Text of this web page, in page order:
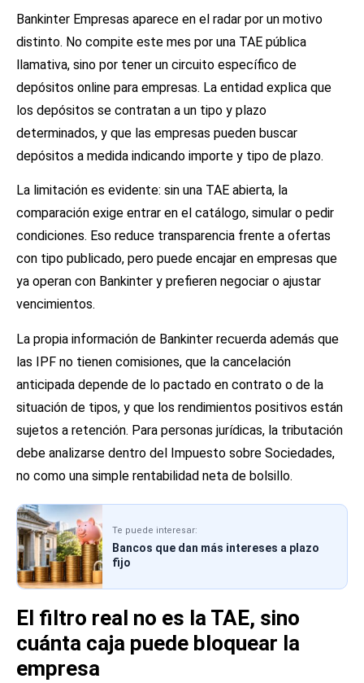
Bankinter Empresas aparece en el radar por un motivo
distinto. No compite este mes por una TAE pública
llamativa, sino por tener un circuito específico de
depósitos online para empresas. La entidad explica que
los depósitos se contratan a un tipo y plazo
determinados, y que las empresas pueden buscar
depósitos a medida indicando importe y tipo de plazo.
La limitación es evidente: sin una TAE abierta, la
comparación exige entrar en el catálogo, simular o pedir
condiciones. Eso reduce transparencia frente a ofertas
con tipo publicado, pero puede encajar en empresas que
ya operan con Bankinter y prefieren negociar o ajustar
vencimientos.
La propia información de Bankinter recuerda además que
las IPF no tienen comisiones, que la cancelación
anticipada depende de lo pactado en contrato o de la
situación de tipos, y que los rendimientos positivos están
sujetos a retención. Para personas jurídicas, la tributación
debe analizarse dentro del Impuesto sobre Sociedades,
no como una simple rentabilidad neta de bolsillo.
Te puede interesar:
Bancos que dan más intereses a plazo
fijo
El filtro real no es la TAE, sino
cuánta caja puede bloquear la
empresa